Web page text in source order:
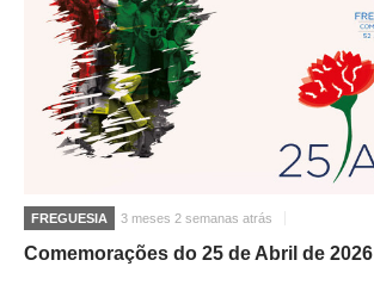
FREGUESIA 3 meses 2 semanas atrás
Comemorações do 25 de Abril de 2026